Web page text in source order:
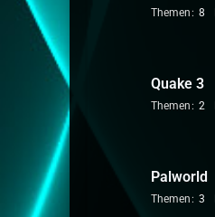
r
r
e
Themen 8
Quake 3
Themen 2
Palworld
Themen 3